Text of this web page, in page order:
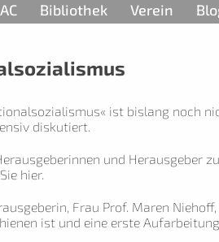
Bibliothek Verein
ist bislang noch
diskutiert.
und Herausgeber
hier.
Frau Prof. Maren
ist und eine erste